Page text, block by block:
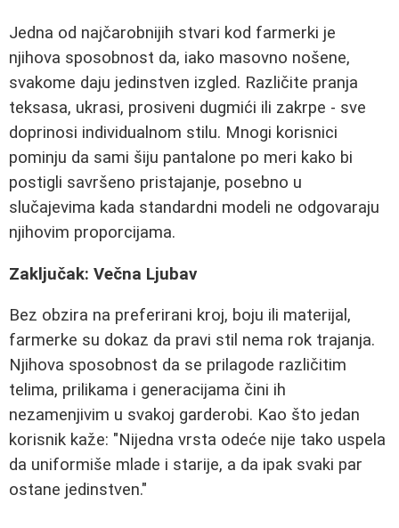
Jedna od najčarobnijih stvari kod farmerki je
njihova sposobnost da, iako masovno nošene,
svakome daju jedinstven izgled. Različite pranja
teksasa, ukrasi, prosiveni dugmići ili zakrpe - sve
doprinosi individualnom stilu. Mnogi korisnici
pominju da sami šiju pantalone po meri kako bi
postigli savršeno pristajanje, posebno u
slučajevima kada standardni modeli ne odgovaraju
njihovim proporcijama.
Zaključak: Večna Ljubav
Bez obzira na preferirani kroj, boju ili materijal,
farmerke su dokaz da pravi stil nema rok trajanja.
Njihova sposobnost da se prilagode različitim
telima, prilikama i generacijama čini ih
nezamenjivim u svakoj garderobi. Kao što jedan
korisnik kaže: "Nijedna vrsta odeće nije tako uspela
da uniformiše mlade i starije, a da ipak svaki par
ostane jedinstven."